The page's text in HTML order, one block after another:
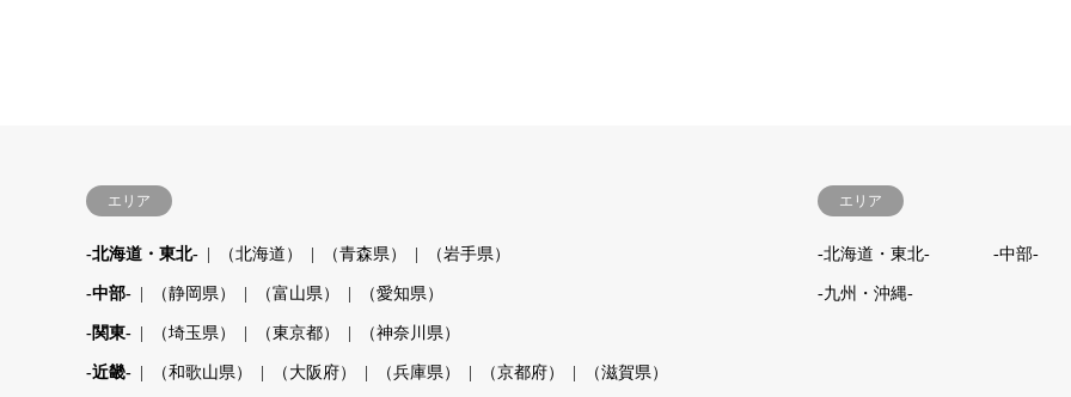
エリア
-北海道・東北- （北海道） （青森県） （岩手県）
-中部- （静岡県） （富山県） （愛知県）
-関東- （埼玉県） （東京都） （神奈川県）
-近畿- （和歌山県） （大阪府） （兵庫県） （京都府） （滋賀県）
エリア
-北海道・東北- -中部-
-九州・沖縄-